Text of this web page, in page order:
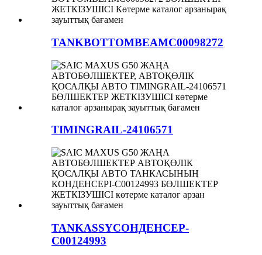
TANKBOTTOMBEAMC00098272
TIMINGRAIL-24106571
TANKASSYCOНДЕНСЕР-
C00124993